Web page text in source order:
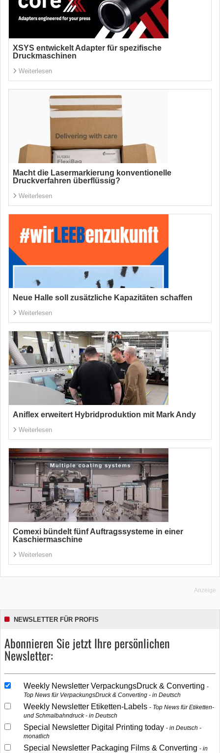
XSYS entwickelt Adapter für spezifische
Druckmaschinen
Weiterlesen
Macht die Lasermarkierung konventionelle
Druckverfahren überflüssig?
Weiterlesen
Neue Halle soll zusätzliche Kapazitäten schaffen
Weiterlesen
Aniflex erweitert Hybridproduktion mit Mark Andy
Weiterlesen
Comexi bündelt fünf Auftragssysteme in einer
Kaschiermaschine
Weiterlesen
Anzeige
NEWSLETTER FÜR PROFIS
Abonnieren Sie jetzt Ihre persönlichen
Newsletter:
Weekly Newsletter VerpackungsDruck & Converting
Top News für VerpackungsDruck & Converting - in Deutsch
Weekly Newsletter Etiketten-Labels
Top News für Etiketten-
und Schmalbahndruck - in Deutsch
Special Newsletter Digital Printing today
in Deutsch -
monatlich
Special Newsletter Packaging Films & Converting in